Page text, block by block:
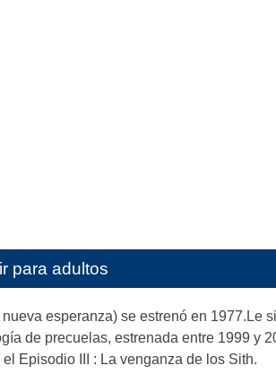
para adultos
esperanza) se estrenó en 1977.Le
de precuelas, estrenada entre 1999 y
Episodio III : La venganza de los Sith.